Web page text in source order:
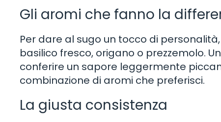
Gli aromi che fanno la
Per dare al sugo un tocco di
basilico fresco, origano o prezzemolo.
conferire un sapore leggermente
combinazione di aromi che preferisci.
La giusta consistenza